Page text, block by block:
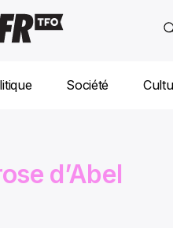
Société
d’Abel